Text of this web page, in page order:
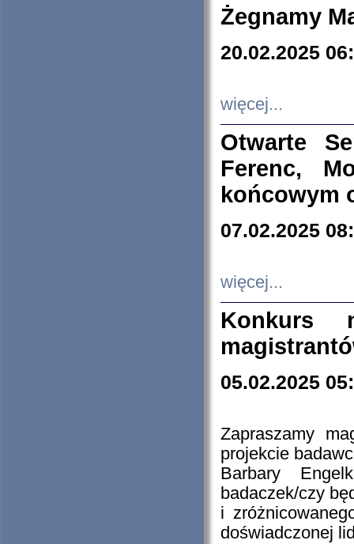
Żegnamy
20.02.2025
więcej...
Otwarte
Ferenc,
końcowym
07.02.2025
więcej...
Konkurs
05.02.2025
Zapraszamy
projekcie
Barbary
badaczek/czy
i
doświadczonej